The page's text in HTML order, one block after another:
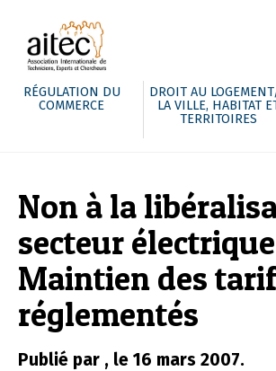
RÉGULATION DU
COMMERCE
DROIT AU
LA VILLE, HABITAT
TERRITOIRES
Non à la
secteur
Maintien des
réglementés
Publié par , le 16 mars 2007.